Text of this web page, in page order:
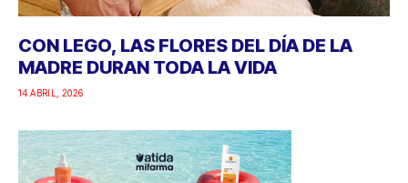
CON LEGO, LAS FLORES DEL DÍA DE LA
MADRE DURAN TODA LA VIDA
14 ABRIL, 2026